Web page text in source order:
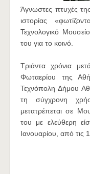
Άγνωστες πτυχές
ιστορίας
Τεχνολογικό
του για το κοινό.
Τριάντα χρόνια
Φωταερίου της
Τεχνόπολη Δήμου
τη σύγχρονη
μετατρέπεται σε
του με ελεύθερη
Ιανουαρίου, από τις